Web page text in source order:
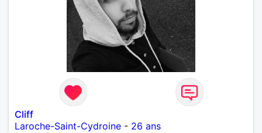
Cliff
Laroche-Saint-Cydroine - 26 ans